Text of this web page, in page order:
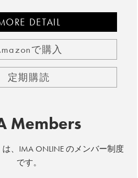
DETAIL
で購入
定期購読
Members
は、IMA ONLINE のメンバー制度
です。